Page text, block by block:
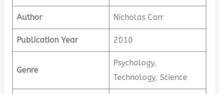
Author Nicholas Carr
Publication Year 2010
Genre
Psychology,
Technology, Science